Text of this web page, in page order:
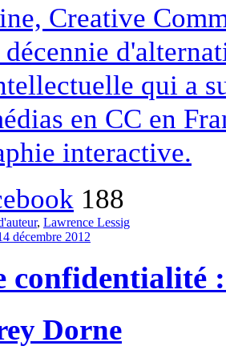
Creative
qui a
en CC en
interactive.
188
, Lawrence Lessig
décembre 2012
confidentialité
Dorne